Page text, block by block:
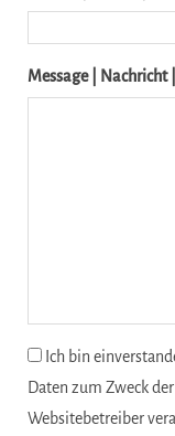
Message | Nachricht
Ich bin
Daten zum Zweck
Websitebetreiber